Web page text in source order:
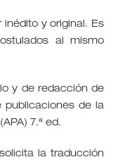
y original. Es
al mismo
y de redacción de
publicaciones de la
7.ª ed.
la traducción